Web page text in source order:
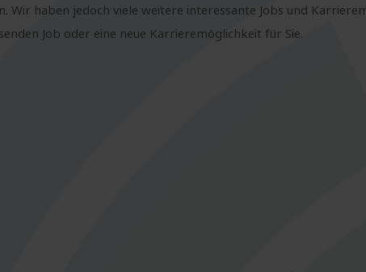
Wir haben jedoch viele weitere interessante Jobs und
Job oder eine neue Karrieremöglichkeit für Sie.